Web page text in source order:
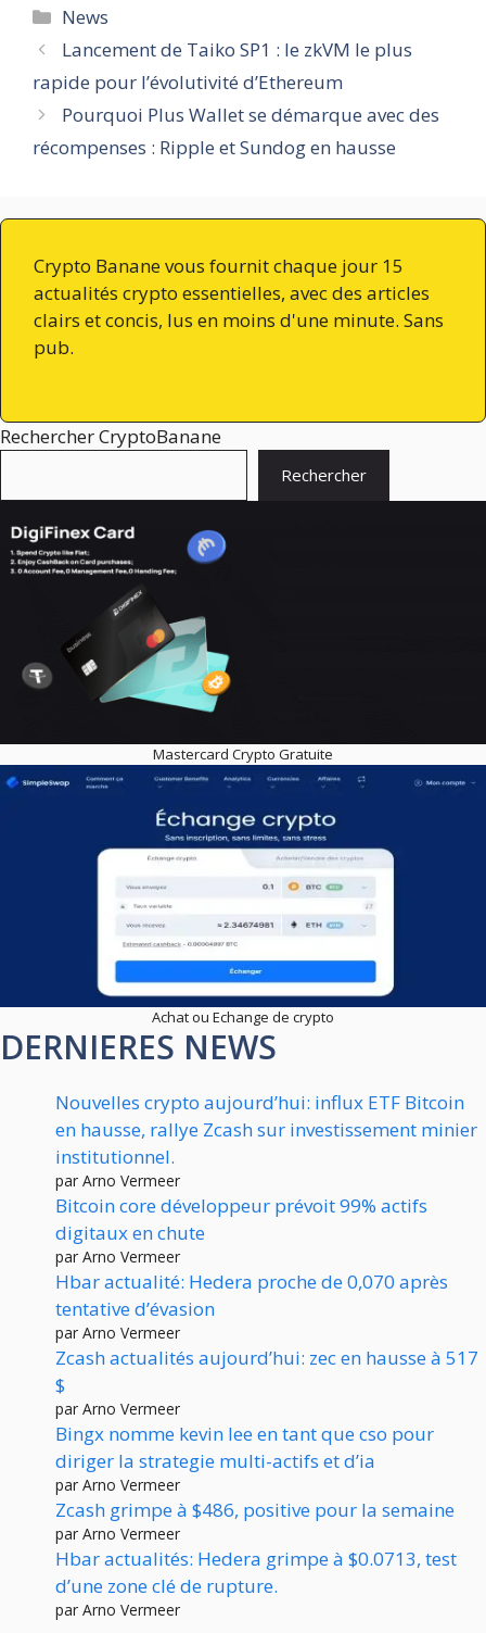
Catégories
News
Lancement de Taiko SP1 : le zkVM le plus
rapide pour l’évolutivité d’Ethereum
Pourquoi Plus Wallet se démarque avec des
récompenses : Ripple et Sundog en hausse
Crypto Banane vous fournit chaque jour 15
actualités crypto essentielles, avec des articles
clairs et concis, lus en moins d'une minute. Sans
pub.
Rechercher CryptoBanane
Rechercher
Mastercard Crypto Gratuite
Achat ou Echange de crypto
DERNIERES NEWS
Nouvelles crypto aujourd’hui: influx ETF Bitcoin
en hausse, rallye Zcash sur investissement minier
institutionnel.
par Arno Vermeer
Bitcoin core développeur prévoit 99% actifs
digitaux en chute
par Arno Vermeer
Hbar actualité: Hedera proche de 0,070 après
tentative d’évasion
par Arno Vermeer
Zcash actualités aujourd’hui: zec en hausse à 517
$
par Arno Vermeer
Bingx nomme kevin lee en tant que cso pour
diriger la strategie multi-actifs et d’ia
par Arno Vermeer
Zcash grimpe à $486, positive pour la semaine
par Arno Vermeer
Hbar actualités: Hedera grimpe à $0.0713, test
d’une zone clé de rupture.
par Arno Vermeer